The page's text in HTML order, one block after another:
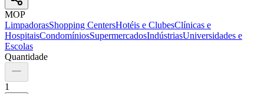
MOP
LimpadorasShopping CentersHotéis e ClubesClínicas e
HospitaisCondomíniosSupermercadosIndústriasUniversidades e
Escolas
Quantidade
1